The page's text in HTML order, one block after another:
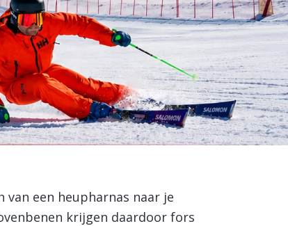
een heupharnas naar je
krijgen daardoor fors